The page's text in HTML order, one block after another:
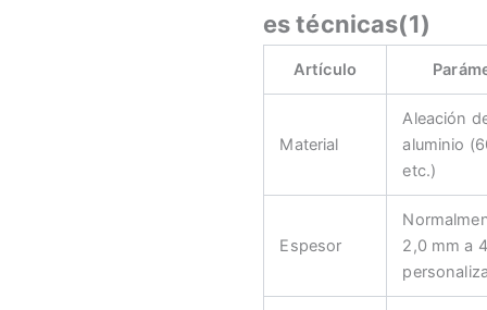
es técnicas(1)
Artículo
Material
Aleación
aluminio
etc.)
Espesor
2,0 mm a